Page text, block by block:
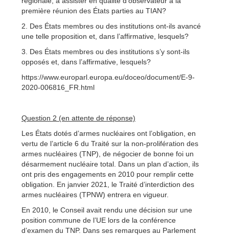
première réunion des États parties au TIAN?
2. Des États membres ou des institutions ont-ils avancé
une telle proposition et, dans l’affirmative, lesquels?
3. Des États membres ou des institutions s’y sont-ils
opposés et, dans l’affirmative, lesquels?
https://www.europarl.europa.eu/doceo/document/E-9-
2020-006816_FR.html
Question 2 (en attente de réponse)
Les États dotés d’armes nucléaires ont l’obligation, en
vertu de l’article 6 du Traité sur la non-prolifération des
armes nucléaires (TNP), de négocier de bonne foi un
désarmement nucléaire total. Dans un plan d’action, ils
ont pris des engagements en 2010 pour remplir cette
obligation. En janvier 2021, le Traité d’interdiction des
armes nucléaires (TPNW) entrera en vigueur.
En 2010, le Conseil avait rendu une décision sur une
position commune de l’UE lors de la conférence
d’examen du TNP. Dans ses remarques au Parlement